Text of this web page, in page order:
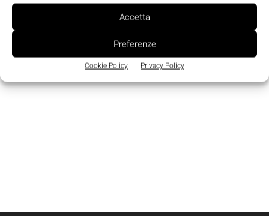
Accetta
Preferenze
Cookie Policy Privacy Policy